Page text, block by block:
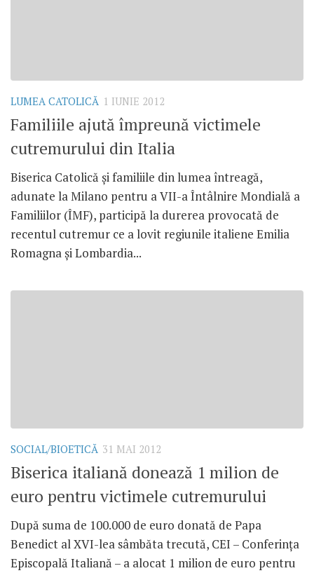
LUMEA CATOLICĂ 1 IUNIE 2012
Familiile ajută împreună victimele
cutremurului din Italia
Biserica Catolică şi familiile din lumea întreagă,
adunate la Milano pentru a VII-a Întâlnire Mondială a
Familiilor (ÎMF), participă la durerea provocată de
recentul cutremur ce a lovit regiunile italiene Emilia
Romagna şi Lombardia...
SOCIAL/BIOETICĂ 31 MAI 2012
Biserica italiană donează 1 milion de
euro pentru victimele cutremurului
După suma de 100.000 de euro donată de Papa
Benedict al XVI-lea sâmbăta trecută, CEI – Conferinţa
Episcopală Italiană – a alocat 1 milion de euro pentru